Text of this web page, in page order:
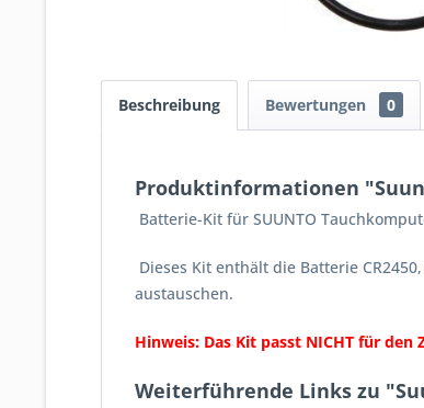
Beschreibung Bewertungen 0
Produktinformationen
Batterie-Kit für SUUNTO
Dieses Kit enthält die Batterie
austauschen.
Hinweis: Das Kit passt NICHT für
Weiterführende Links zu